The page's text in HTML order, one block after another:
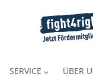
SERVICE ÜBER